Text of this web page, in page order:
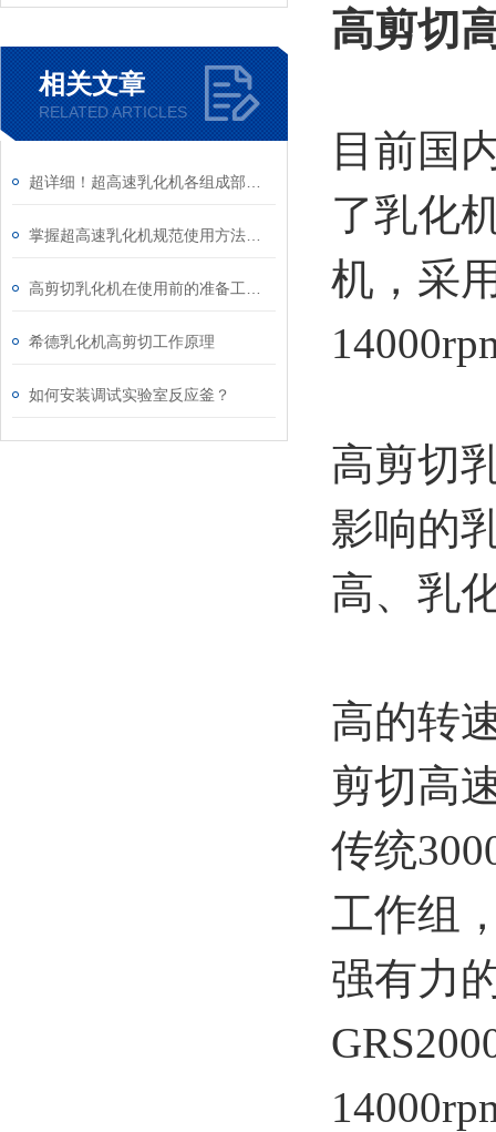
相关文章
RELATED ARTICLES
希德乳化机高剪切工作原理
如何安装调试实验室反应釜？
高剪切
目前国
了乳化
机，采
高剪切
影响的
高、乳
高的转
剪切高
传统
工作组
强有力